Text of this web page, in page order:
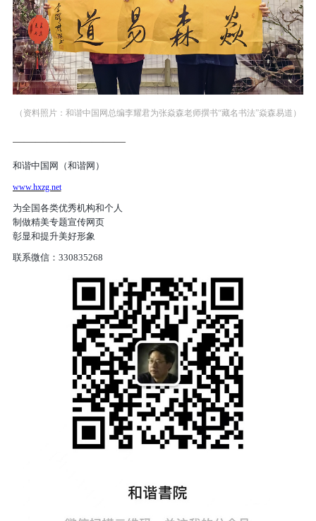
（资料照片：和谐中国网总编李耀君为张焱森老师撰书“藏名书法”焱森易道）
——————————
和谐中国网（和谐网）
www.hxzg.net
为全国各类优秀机构和个人
制做精美专题宣传网页
彰显和提升美好形象
联系微信： 330835268